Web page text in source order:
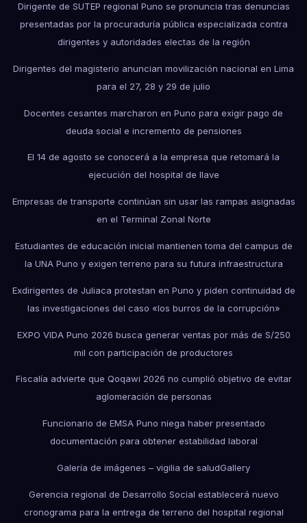
Dirigente de SUTEP regional Puno se pronuncia tras denuncias
presentadas por la procuraduría pública especializada contra
dirigentes y autoridades electas de la región
Dirigentes del magisterio anuncian movilización nacional en Lima
para el 27, 28 y 29 de julio
Docentes cesantes marcharon en Puno para exigir pago de
deuda social e incremento de pensiones
El 14 de agosto se conocerá a la empresa que retomará la
ejecución del hospital de Ilave
Empresas de transporte continúan sin usar las rampas asignadas
en el Terminal Zonal Norte
Estudiantes de educación inicial mantienen toma del campus de
la UNA Puno y exigen terreno para su futura infraestructura
Exdirigentes de Juliaca protestan en Puno y piden continuidad de
las investigaciones del caso «los burros de la corrupción»
EXPO VIDA Puno 2026 busca generar ventas por más de S/250
mil con participación de productores
Fiscalía advierte que Qoqawi 2026 no cumplió objetivo de evitar
aglomeración de personas
Funcionario de EMSA Puno niega haber presentado
documentación para obtener estabilidad laboral
Galería de imágenes – vigilia de saludGallery
Gerencia regional de Desarrollo Social establecerá nuevo
cronograma para la entrega de terreno del hospital regional